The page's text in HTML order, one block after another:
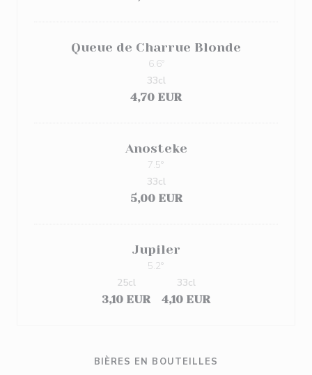
Queue de Charrue Blonde
6.6º
4,70 EUR
33cl
Anosteke
7.5°
5,00 EUR
33cl
Jupiler
5.2°
3,10 EUR
25cl
4,10 EUR
33cl
BIÈRES EN BOUTEILLES